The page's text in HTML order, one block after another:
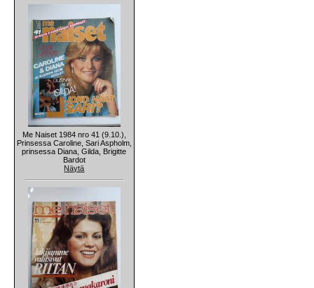
Me Naiset 1984 nro 41 (9.10.),
Prinsessa Caroline, Sari Aspholm,
prinsessa Diana, Gilda, Brigitte
Bardot
Näytä